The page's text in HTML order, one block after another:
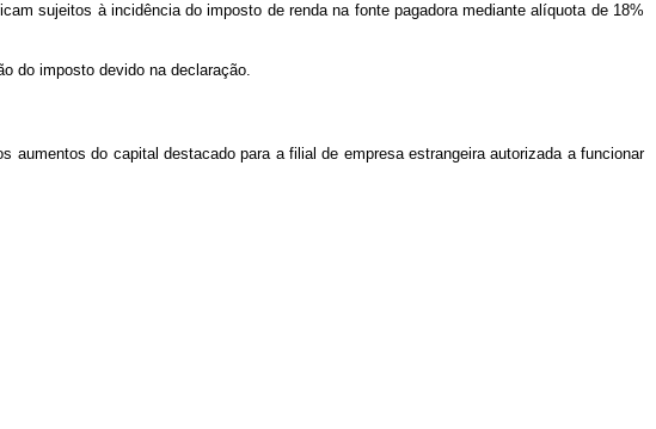
sujeitos à incidência do imposto de renda na fonte pagadora mediante alíquota de 18%
do imposto devido na declaração.
aumentos do capital destacado para a filial de empresa estrangeira autorizada a funcionar